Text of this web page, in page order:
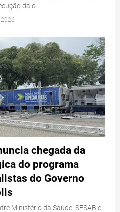
da o…
2026
chegada da
do programa
do Governo
Ministério da Saúde, SESAB e